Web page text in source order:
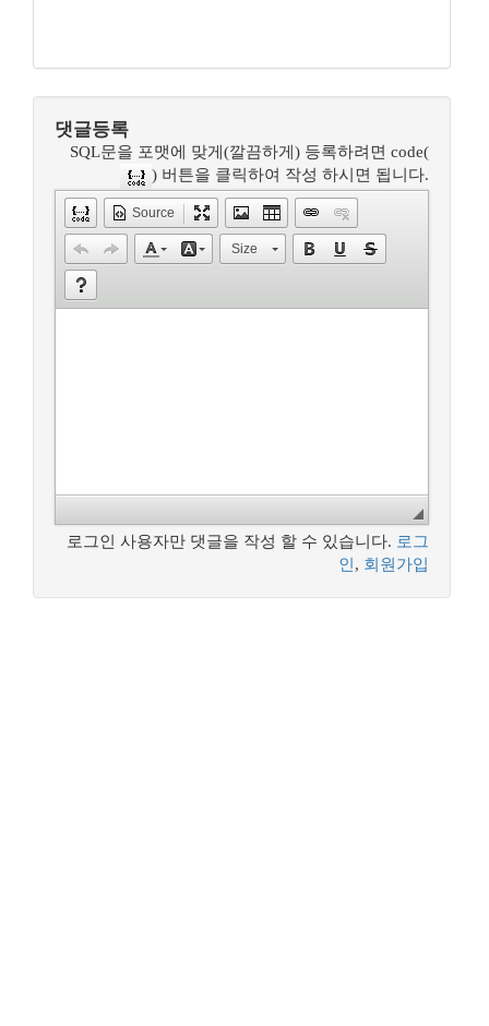
댓글등록
SQL문을 포맷에 맞게(깔끔하게) 등록하려면 code(
) 버튼을 클릭하여 작성 하시면 됩니다.
Source
Size
로그인 사용자만 댓글을 작성 할 수 있습니다. 로그
인 , 회원가입